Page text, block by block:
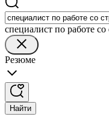
специалист по работе
Резюме
Найти